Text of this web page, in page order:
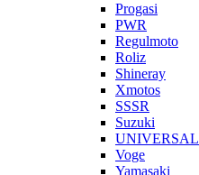
Progasi
PWR
Regulmoto
Roliz
Shineray
Xmotos
SSSR
Suzuki
UNIVERSAL
Voge
Yamasaki